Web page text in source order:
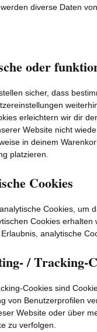
diverse Daten
oder
sicher, dass
erleichtern wir dir
Website nicht
in deinem
platzieren.
Cookies
Cookies, um
Cookies
analytische
/ Tracking-
Cookies sind
von Benutzerprofilen
Website oder über
zu verfolgen.